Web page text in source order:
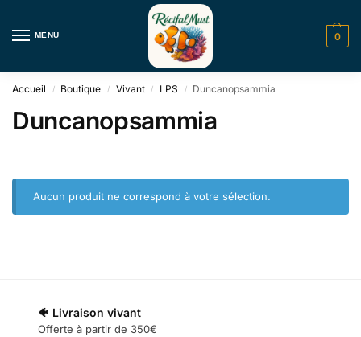
MENU 0
Accueil / Boutique / Vivant / LPS / Duncanopsammia
Duncanopsammia
Aucun produit ne correspond à votre sélection.
🐠 Livraison vivant
Offerte à partir de 350€